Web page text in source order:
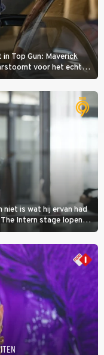
Top Gun: Maverick
voor het echte
niet is wat hij ervan had
Intern stage lopen
gouden zet blijkt te zijn.